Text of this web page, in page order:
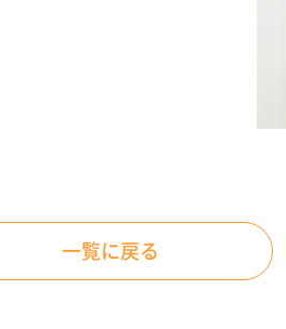
一覧に戻る